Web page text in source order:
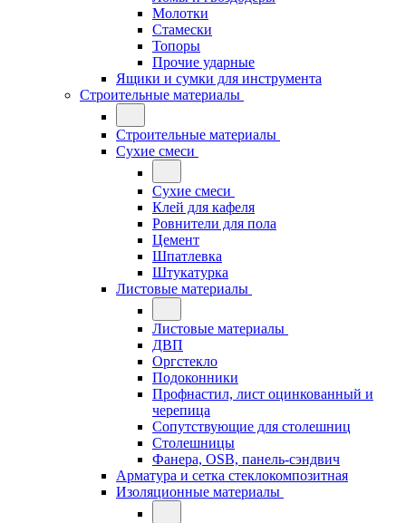
Молотки
Стамески
Топоры
Прочие ударные
Ящики и сумки для инструмента
Строительные материалы
Строительные материалы
Сухие смеси
Сухие смеси
Клей для кафеля
Ровнители для пола
Цемент
Шпатлевка
Штукатурка
Листовые материалы
Листовые материалы
ДВП
Оргстекло
Подоконники
Профнастил, лист оцинкованный и
черепица
Сопутствующие для столешниц
Столешницы
Фанера, OSB, панель-сэндвич
Арматура и сетка стеклокомпозитная
Изоляционные материалы